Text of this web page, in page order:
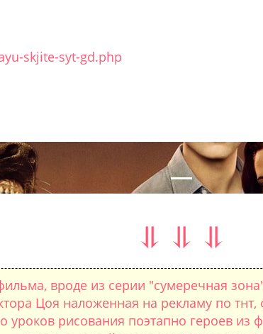
skjite-syt-gd.php
⥥ ⥥ ⥥
вроде из серии "сумеречная
Цоя наложенная на рекламу по
уроков рисования поэтапно героев